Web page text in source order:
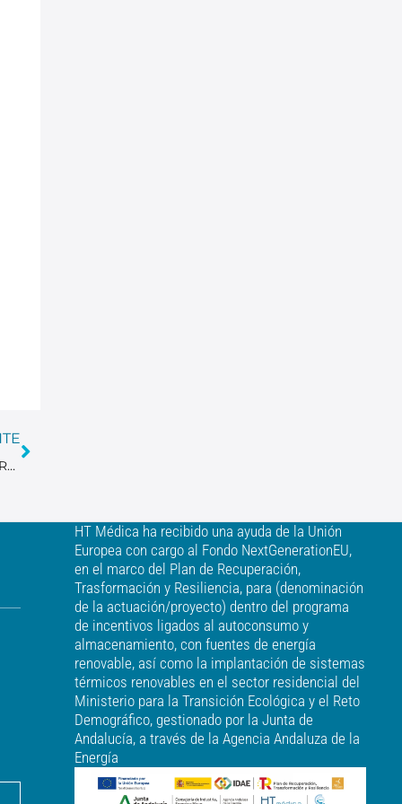
EL VALOR DE DIVULGAR EN EQUIPO HT MÉDICA EN LA I JORNADA DE MAMA DEL HOSPITAL RIBERA COVADONGA
HT Médica ha recibido una ayuda de la Unión
Europea con cargo al Fondo NextGenerationEU,
en el marco del Plan de Recuperación,
Trasformación y Resiliencia, para (denominación
de la actuación/proyecto) dentro del programa
de incentivos ligados al autoconsumo y
almacenamiento, con fuentes de energía
renovable, así como la implantación de sistemas
térmicos renovables en el sector residencial del
Ministerio para la Transición Ecológica y el Reto
Demográfico, gestionado por la Junta de
Andalucía, a través de la Agencia Andaluza de la
Energía